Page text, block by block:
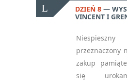
DZIEŃ 8
VINCENT I
przeznaczony
zakup
się